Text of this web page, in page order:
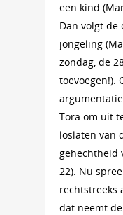
een kind
Dan volgt
jongeling
zondag, de
toevoegen!).
Tora om uit
loslaten van
gehechtheid
22). Nu
rechtstreeks
dat neemt